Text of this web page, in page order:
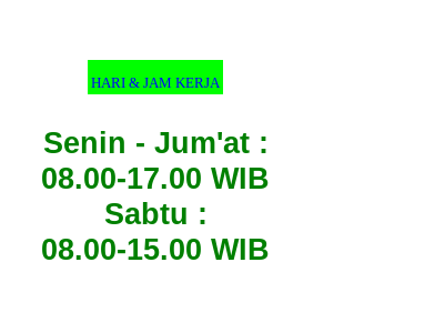
HARI & JAM KERJA
Senin - Jum'at :
08.00-17.00 WIB
Sabtu :
08.00-15.00 WIB